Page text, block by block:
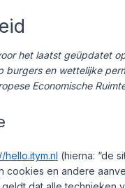
het laatst geüpdatet
burgers en wettelijke
Economische
hello.itym.nl (hierna: “de
cookies en andere